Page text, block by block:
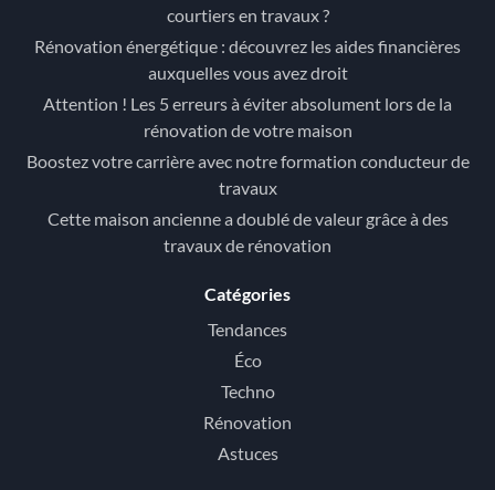
courtiers en travaux ?
Rénovation énergétique : découvrez les aides financières
auxquelles vous avez droit
Attention ! Les 5 erreurs à éviter absolument lors de la
rénovation de votre maison
Boostez votre carrière avec notre formation conducteur de
travaux
Cette maison ancienne a doublé de valeur grâce à des
travaux de rénovation
Catégories
Tendances
Éco
Techno
Rénovation
Astuces